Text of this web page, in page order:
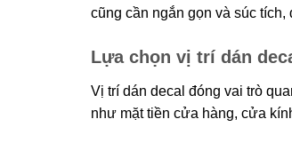
cũng cần ngắn gọn và súc
Lựa chọn vị trí dán
Vị trí dán decal đóng vai trò
như mặt tiền cửa hàng, cửa